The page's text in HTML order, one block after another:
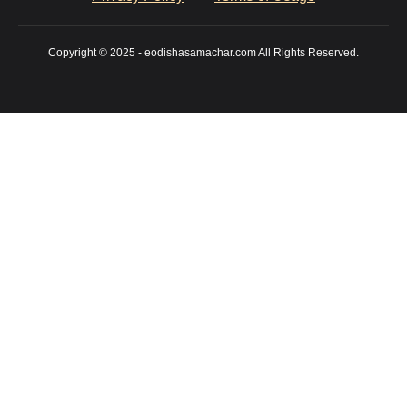
Copyright © 2025 - eodishasamachar.com All Rights Reserved.